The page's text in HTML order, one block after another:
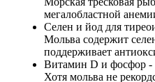
мегалобластной
Селен и йод для
Мольва содержит
поддерживает
Витамин D и фосфор -
Хотя мольва не